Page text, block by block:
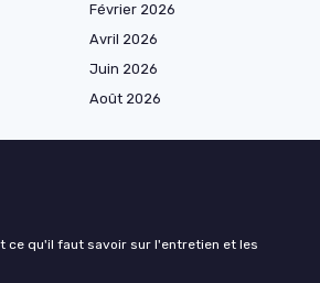
Février 2026
Avril 2026
Juin 2026
Août 2026
ce qu'il faut savoir sur l'entretien et les